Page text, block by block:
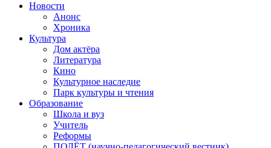
Новости
Анонс
Хроника
Культура
Дом актёра
Литература
Кино
Культурное наследие
Парк культуры и чтения
Образование
Школа и вуз
Учитель
Реформы